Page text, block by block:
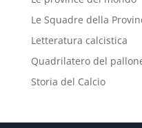
Le Squadre della
Letteratura calcistica
Quadrilatero del
Storia del Calcio